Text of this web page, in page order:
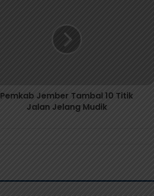
Pemkab Jember Tambal 10 Titik
Jalan Jelang Mudik